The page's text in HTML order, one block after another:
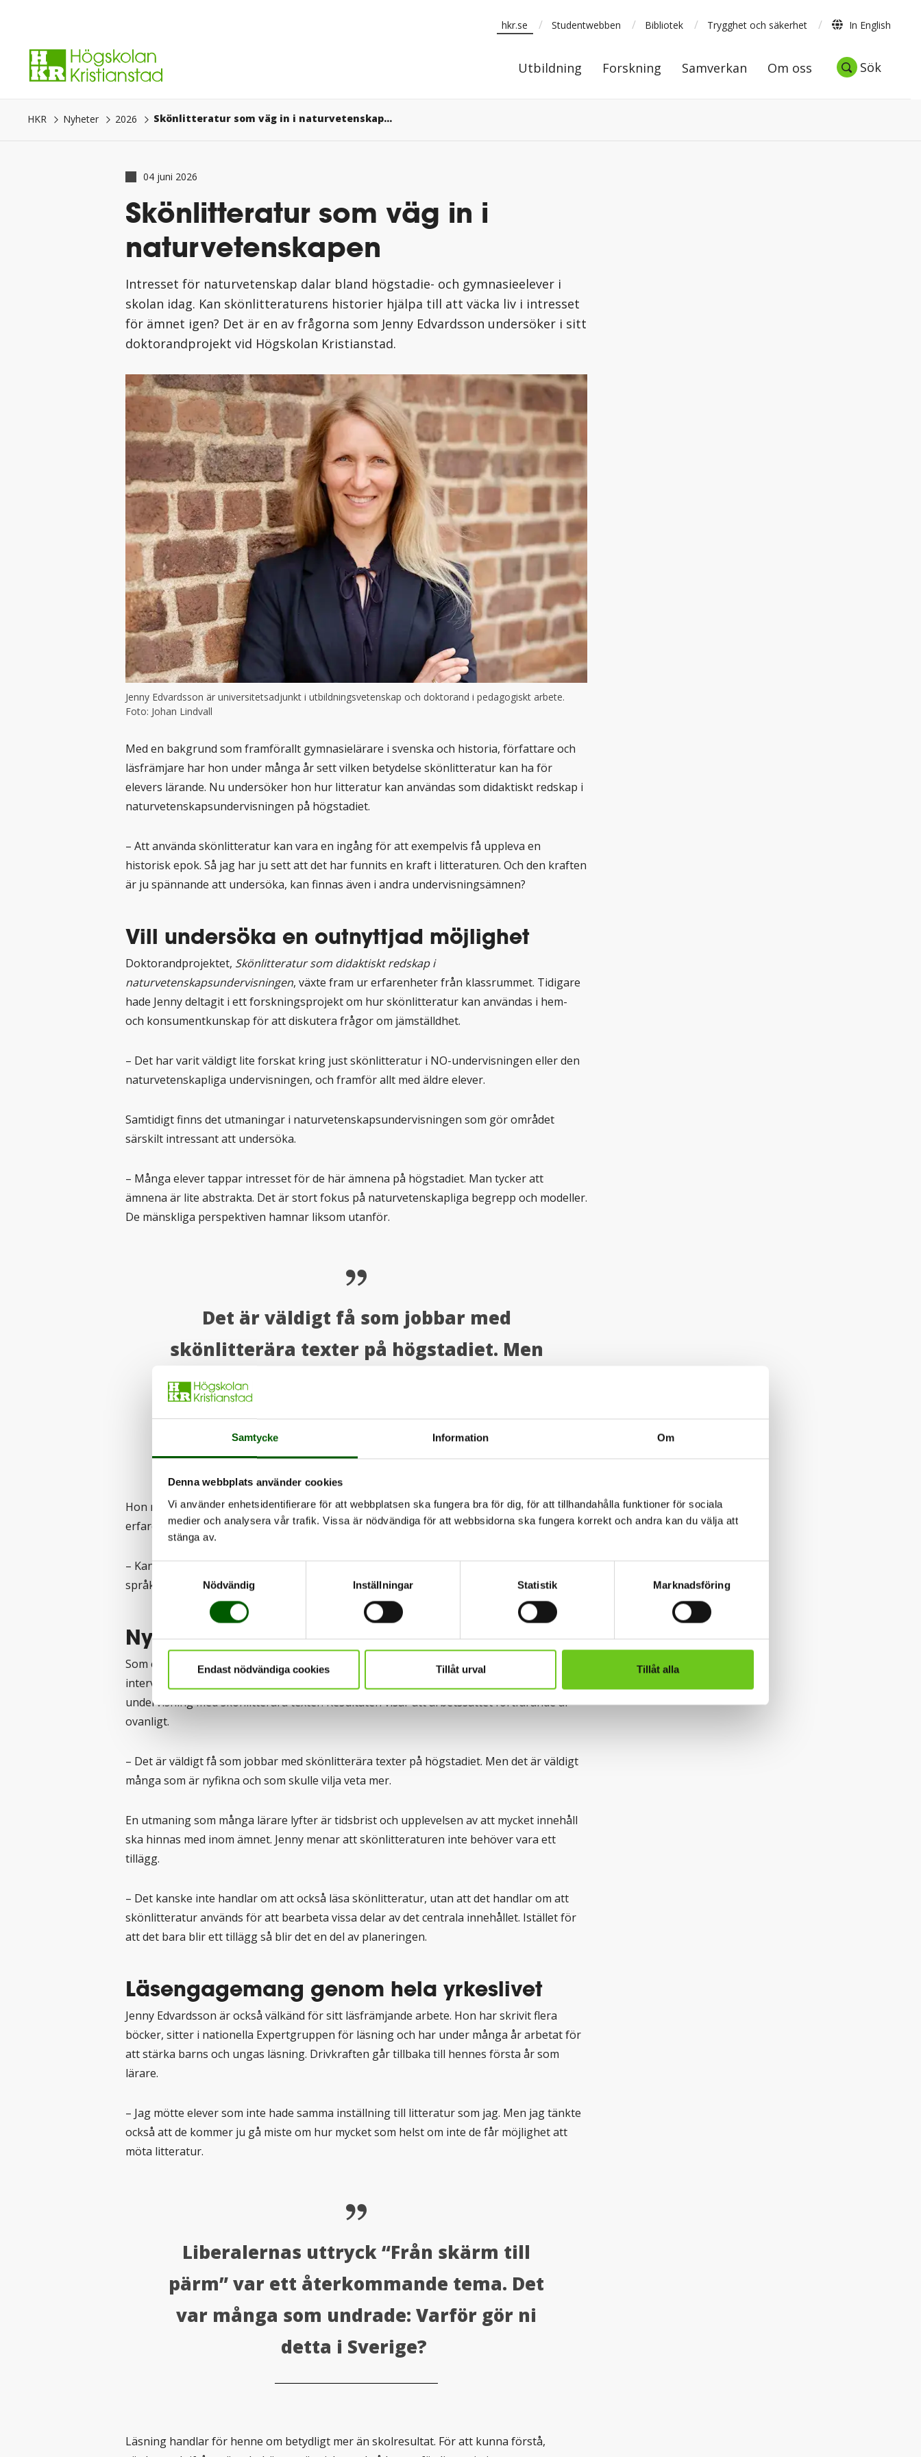
Samtycke Information Om
Denna webbplats använder cookies
Vi använder enhetsidentifierare för att webbplatsen ska fungera bra för dig, för att tillhandahålla funktioner för sociala
medier och analysera vår trafik. Vissa är nödvändiga för att webbsidorna ska fungera korrekt och andra kan du välja att
stänga av.
Samtyckesval
Nödvändig
Inställningar Statistik Marknadsföring
Endast nödvändiga cookies Tillåt urval Tillåt alla
innehåll.
hkr.se / Studentwebben / Bibliotek / Trygghet och säkerhet / In English
Utbildning Forskning Samverkan Om oss Sök
Utbildning Forskning Samverkan Om oss Sök
HKR Nyheter 2026 Skönlitteratur som väg in i naturvetenskapen
04 juni 2026
Skönlitteratur som väg in i
naturvetenskapen
Intresset för naturvetenskap dalar bland högstadie- och gymnasieelever i
skolan idag. Kan skönlitteraturens historier hjälpa till att väcka liv i intresset
för ämnet igen? Det är en av frågorna som Jenny Edvardsson undersöker i sitt
doktorandprojekt vid Högskolan Kristianstad.
Jenny Edvardsson är universitetsadjunkt i utbildningsvetenskap och doktorand i pedagogiskt arbete.
Foto: Johan Lindvall
Med en bakgrund som framförallt gymnasielärare i svenska och historia, författare och
läsfrämjare har hon under många år sett vilken betydelse skönlitteratur kan ha för
elevers lärande. Nu undersöker hon hur litteratur kan användas som didaktiskt redskap i
naturvetenskapsundervisningen på högstadiet.
– Att använda skönlitteratur kan vara en ingång för att exempelvis få uppleva en
historisk epok. Så jag har ju sett att det har funnits en kraft i litteraturen. Och den kraften
är ju spännande att undersöka, kan finnas även i andra undervisningsämnen?
Vill undersöka en outnyttjad möjlighet
Doktorandprojektet, Skönlitteratur som didaktiskt redskap i
naturvetenskapsundervisningen, växte fram ur erfarenheter från klassrummet. Tidigare
hade Jenny deltagit i ett forskningsprojekt om hur skönlitteratur kan användas i hem-
och konsumentkunskap för att diskutera frågor om jämställdhet.
– Det har varit väldigt lite forskat kring just skönlitteratur i NO-undervisningen eller den
naturvetenskapliga undervisningen, och framför allt med äldre elever.
Samtidigt finns det utmaningar i naturvetenskapsundervisningen som gör området
särskilt intressant att undersöka.
– Många elever tappar intresset för de här ämnena på högstadiet. Man tycker att
ämnena är lite abstrakta. Det är stort fokus på naturvetenskapliga begrepp och modeller.
De mänskliga perspektiven hamnar liksom utanför.
Det är väldigt få som jobbar med
skönlitterära texter på högstadiet. Men
det är väldigt många som är nyfikna och
som skulle vilja veta mer.
Hon menar att berättelser kan fungera som en brygga mellan elevernas egna
erfarenheter och ämnesinnehållet.
– Kan man med hjälp av berättelser få en bro eller brygga från det mer personliga, ett
språk som man mer känner igen, in i ett abstrakt NO-ämnesinnehåll?
Nyfikenhet bland NO-lärare
Som en del av forskningen har Jenny genomfört en enkätstudie med NO-lärare, följt av
intervjuer, workshops och samarbete med skolor där lärare fått planera och testa
undervisning med skönlitterära texter. Resultaten visar att arbetssättet fortfarande är
ovanligt.
– Det är väldigt få som jobbar med skönlitterära texter på högstadiet. Men det är väldigt
många som är nyfikna och som skulle vilja veta mer.
En utmaning som många lärare lyfter är tidsbrist och upplevelsen av att mycket innehåll
ska hinnas med inom ämnet. Jenny menar att skönlitteraturen inte behöver vara ett
tillägg.
– Det kanske inte handlar om att också läsa skönlitteratur, utan att det handlar om att
skönlitteratur används för att bearbeta vissa delar av det centrala innehållet. Istället för
att det bara blir ett tillägg så blir det en del av planeringen.
Läsengagemang genom hela yrkeslivet
Jenny Edvardsson är också välkänd för sitt läsfrämjande arbete. Hon har skrivit flera
böcker, sitter i nationella Expertgruppen för läsning och har under många år arbetat för
att stärka barns och ungas läsning. Drivkraften går tillbaka till hennes första år som
lärare.
– Jag mötte elever som inte hade samma inställning till litteratur som jag. Men jag tänkte
också att de kommer ju gå miste om hur mycket som helst om inte de får möjlighet att
möta litteratur.
Liberalernas uttryck “Från skärm till
pärm” var ett återkommande tema. Det
var många som undrade: Varför gör ni
detta i Sverige?
Läsning handlar för henne om betydligt mer än skolresultat. För att kunna förstå,